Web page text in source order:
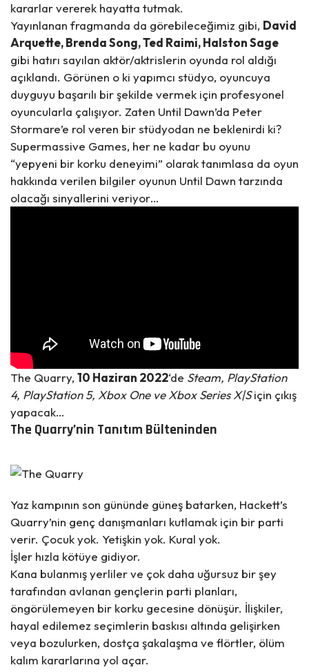
kararlar vererek hayatta tutmak.
Yayınlanan fragmanda da görebileceğimiz gibi, David
Arquette, Brenda Song, Ted Raimi, Halston Sage
gibi hatırı sayılan aktör/aktrislerin oyunda rol aldığı
açıklandı. Görünen o ki yapımcı stüdyo, oyuncuya
duyguyu başarılı bir şekilde vermek için profesyonel
oyuncularla çalışıyor. Zaten Until Dawn’da Peter
Stormare’e rol veren bir stüdyodan ne beklenirdi ki?
Supermassive Games, her ne kadar bu oyunu
“yepyeni bir korku deneyimi” olarak tanımlasa da oyun
hakkında verilen bilgiler oyunun Until Dawn tarzında
olacağı sinyallerini veriyor…
The Quarry, 10 Haziran 2022‘de Steam, PlayStation
4, PlayStation 5, Xbox One ve Xbox Series X|Siçin çıkış
yapacak…
The Quarry’nin Tanıtım Bülteninden
Yaz kampının son gününde güneş batarken, Hackett’s
Quarry’nin genç danışmanları kutlamak için bir parti
verir. Çocuk yok. Yetişkin yok. Kural yok.
İşler hızla kötüye gidiyor.
Kana bulanmış yerliler ve çok daha uğursuz bir şey
tarafından avlanan gençlerin parti planları,
öngörülemeyen bir korku gecesine dönüşür. İlişkiler,
hayal edilemez seçimlerin baskısı altında gelişirken
veya bozulurken, dostça şakalaşma ve flörtler, ölüm
kalım kararlarına yol açar.